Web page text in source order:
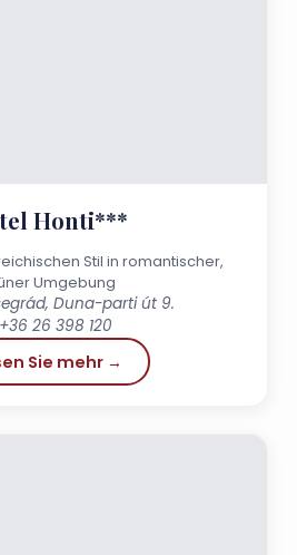
Honti***
Stil in romantischer,
Umgebung
Duna-parti út 9.
+36 26 398 120
Sie mehr →